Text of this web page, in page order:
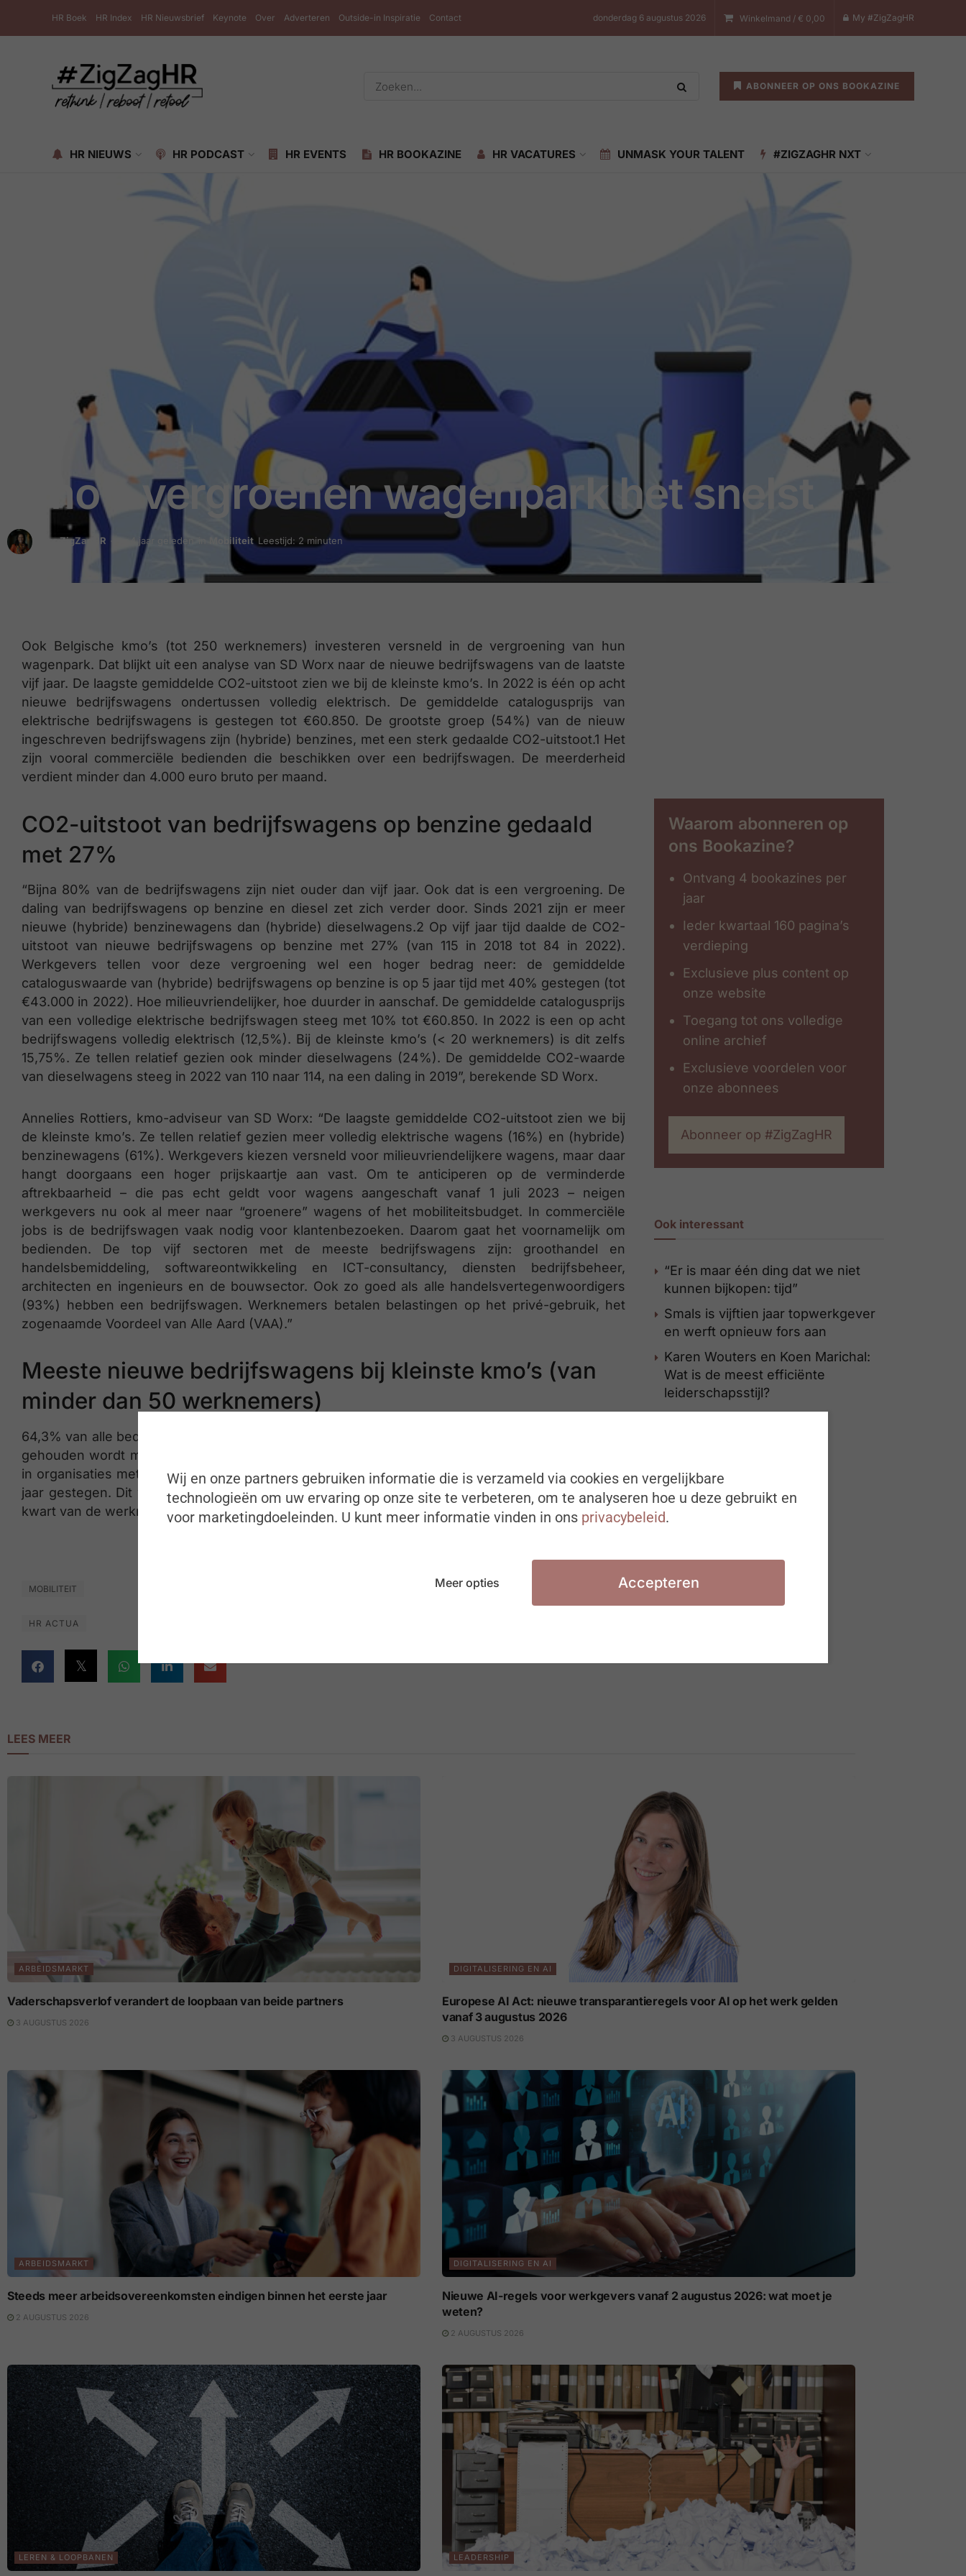
HR Boek HR Index HR Nieuwsbrief Keynote Over Adverteren Outside-in Inspiratie Contact donderdag 6 augustus 2026 Winkelmand / € 0,00 My #ZigZagHR
ABONNEER OP ONS BOOKAZINE
HR NIEUWS HR PODCAST HR EVENTS HR BOOKAZINE HR VACATURES UNMASK YOUR TALENT #ZIGZAGHR NXT
Kmo’s vergroenen wagenpark het snelst
doorZigZagHR 4 jaar geleden Mobiliteit Leestijd: 2 minuten
Ook Belgische kmo’s (tot 250 werknemers) investeren versneld in de vergroening van hun
wagenpark. Dat blijkt uit een analyse van SD Worx naar de nieuwe bedrijfswagens van de laatste
vijf jaar. De laagste gemiddelde CO2-uitstoot zien we bij de kleinste kmo’s. In 2022 is één op acht
nieuwe bedrijfswagens ondertussen volledig elektrisch. De gemiddelde catalogusprijs van
elektrische bedrijfswagens is gestegen tot €60.850. De grootste groep (54%) van de nieuw
ingeschreven bedrijfswagens zijn (hybride) benzines, met een sterk gedaalde CO2-uitstoot.1 Het
zijn vooral commerciële bedienden die beschikken over een bedrijfswagen. De meerderheid
verdient minder dan 4.000 euro bruto per maand.
CO2-uitstoot van bedrijfswagens op benzine gedaald
met 27%
“Bijna 80% van de bedrijfswagens zijn niet ouder dan vijf jaar. Ook dat is een vergroening. De
daling van bedrijfswagens op benzine en diesel zet zich verder door. Sinds 2021 zijn er meer
nieuwe (hybride) benzinewagens dan (hybride) dieselwagens.2 Op vijf jaar tijd daalde de CO2-
uitstoot van nieuwe bedrijfswagens op benzine met 27% (van 115 in 2018 tot 84 in 2022).
Werkgevers tellen voor deze vergroening wel een hoger bedrag neer: de gemiddelde
cataloguswaarde van (hybride) bedrijfswagens op benzine is op 5 jaar tijd met 40% gestegen (tot
€43.000 in 2022). Hoe milieuvriendelijker, hoe duurder in aanschaf. De gemiddelde catalogusprijs
van een volledige elektrische bedrijfswagen steeg met 10% tot €60.850. In 2022 is een op acht
bedrijfswagens volledig elektrisch (12,5%). Bij de kleinste kmo’s (< 20 werknemers) is dit zelfs
15,75%. Ze tellen relatief gezien ook minder dieselwagens (24%). De gemiddelde CO2-waarde
van dieselwagens steeg in 2022 van 110 naar 114, na een daling in 2019”, berekende SD Worx.
Annelies Rottiers, kmo-adviseur van SD Worx: “De laagste gemiddelde CO2-uitstoot zien we bij
de kleinste kmo’s. Ze tellen relatief gezien meer volledig elektrische wagens (16%) en (hybride)
benzinewagens (61%). Werkgevers kiezen versneld voor milieuvriendelijkere wagens, maar daar
hangt doorgaans een hoger prijskaartje aan vast. Om te anticiperen op de verminderde
aftrekbaarheid – die pas echt geldt voor wagens aangeschaft vanaf 1 juli 2023 – neigen
werkgevers nu ook al meer naar “groenere” wagens of het mobiliteitsbudget. In commerciële
jobs is de bedrijfswagen vaak nodig voor klantenbezoeken. Daarom gaat het voornamelijk om
bedienden. De top vijf sectoren met de meeste bedrijfswagens zijn: groothandel en
handelsbemiddeling, softwareontwikkeling en ICT-consultancy, diensten bedrijfsbeheer,
architecten en ingenieurs en de bouwsector. Ook zo goed als alle handelsvertegenwoordigers
(93%) hebben een bedrijfswagen. Werknemers betalen belastingen op het privé-gebruik, het
zogenaamde Voordeel van Alle Aard (VAA).”
Meeste nieuwe bedrijfswagens bij kleinste kmo’s (van
minder dan 50 werknemers)
64,3% van alle bedrijfswagens komen voor in kmo’s (tot 250 werknemers). Wanneer er rekening
gehouden wordt met het aantal werknemers in elke categorie, is de kans op een bedrijfswagen
in organisaties met 20-49 werknemers (bijna één op drie werknemers of 30,65%) de laatste vijf
jaar gestegen. Dit wordt gevolgd door de kleinste kmo’s (<20 werknemers) waar ongeveer een
kwart van de werknemers (25,97%) over een bedrijfswagen beschikt.
MOBILITEIT
HR ACTUA
Waarom abonneren op
ons Bookazine?
Ontvang 4 bookazines per
jaar
Ieder kwartaal 160 pagina’s
verdieping
Exclusieve plus content op
onze website
Toegang tot ons volledige
online archief
Exclusieve voordelen voor
onze abonnees
Abonneer op #ZigZagHR
Ook interessant
“Er is maar één ding dat we niet
kunnen bijkopen: tijd”
Smals is vijftien jaar topwerkgever
en werft opnieuw fors aan
Karen Wouters en Koen Marichal:
Wat is de meest efficiënte
leiderschapsstijl?
LEES MEER
ARBEIDSMARKT
Vaderschapsverlof verandert de loopbaan van beide partners
3 AUGUSTUS 2026
DIGITALISERING EN AI
Europese AI Act: nieuwe transparantieregels voor AI op het werk gelden
vanaf 3 augustus 2026
3 AUGUSTUS 2026
ARBEIDSMARKT
Steeds meer arbeidsovereenkomsten eindigen binnen het eerste jaar
2 AUGUSTUS 2026
DIGITALISERING EN AI
Nieuwe AI-regels voor werkgevers vanaf 2 augustus 2026: wat moet je
weten?
2 AUGUSTUS 2026
LEREN & LOOPBANEN LEADERSHIP
Wij en onze partners gebruiken informatie die is verzameld via cookies en vergelijkbare
technologieën om uw ervaring op onze site te verbeteren, om te analyseren hoe u deze gebruikt en
voor marketingdoeleinden. U kunt meer informatie vinden in ons privacybeleid.
Meer opties Accepteren